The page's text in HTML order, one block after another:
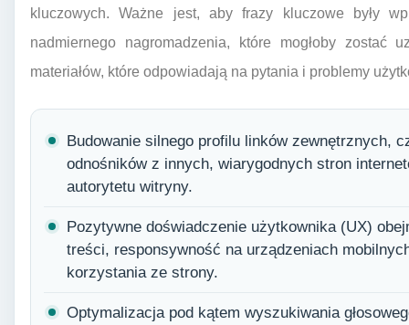
kluczowych. Ważne jest, aby frazy kluczowe były
nadmiernego nagromadzenia, które mogłoby zostać
materiałów, które odpowiadają na pytania i problemy
Budowanie silnego profilu linków zewnętrznych,
odnośników z innych, wiarygodnych stron
autorytetu witryny.
Pozytywne doświadczenie użytkownika (UX)
treści, responsywność na urządzeniach
korzystania ze strony.
Optymalizacja pod kątem wyszukiwania